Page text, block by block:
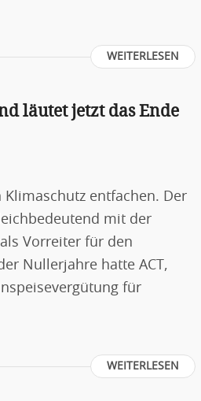
WEITERLESEN
läutet jetzt das Ende
entfachen. Der
mit der
Vorreiter für den
Nullerjahre hatte ACT,
für
WEITERLESEN